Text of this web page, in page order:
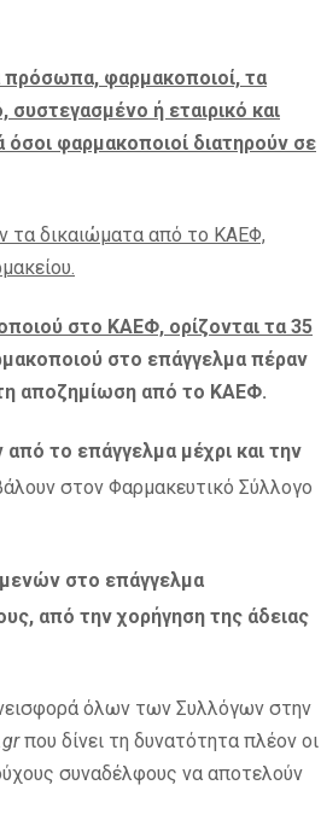
φαρμακοποιοί, τα
συστεγασμένο ή εταιρικό και
όσοι φαρμακοποιοί διατηρούν σε
τα δικαιώματα από το ΚΑΕΦ,
στο ΚΑΕΦ, ορίζονται τα 35
στο επάγγελμα πέραν
αποζημίωση από το ΚΑΕΦ.
το επάγγελμα μέχρι και την
στον Φαρμακευτικό Σύλλογο
στο επάγγελμα
από την χορήγηση της άδειας
όλων των Συλλόγων στην
που δίνει τη δυνατότητα πλέον οι
συναδέλφους να αποτελούν